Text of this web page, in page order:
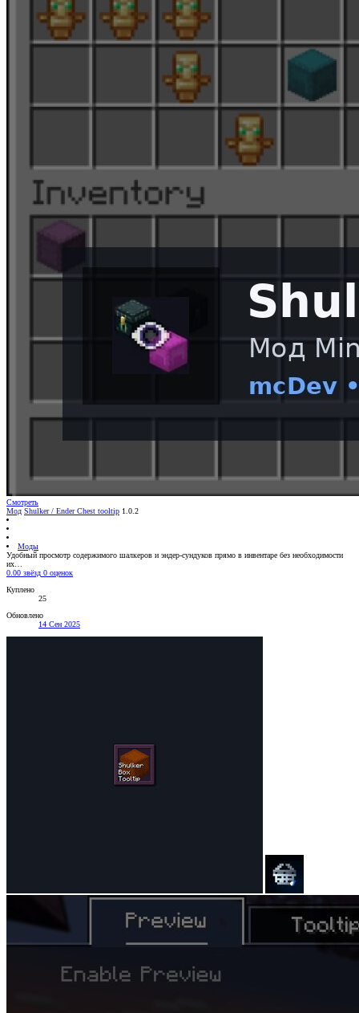
Смотреть
Мод Shulker / Ender Chest tooltip 1.0.2
Моды
Удобный просмотр содержимого шалкеров и эндер-сундуков прямо в инвентаре без необходимости
их…
0.00 звёзд 0 оценок
Куплено
25
Обновлено
14 Сен 2025